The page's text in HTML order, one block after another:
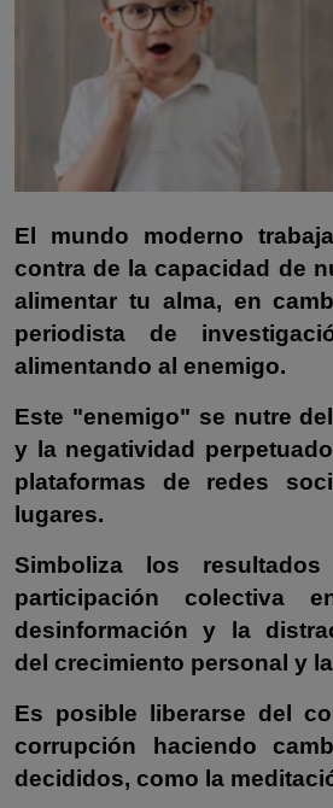
Cultura
Mascotas
Viajes
Informatica
Cocina
El mundo moderno
contra de la capacidad de
alimentar tu alma, en
periodista de
alimentando al enemigo.
Este "enemigo" se nutre
y la negatividad
plataformas de redes
lugares.
Simboliza los
participación colectiva
desinformación y la
del crecimiento personal y
Es posible liberarse del
corrupción haciendo
decididos, como la